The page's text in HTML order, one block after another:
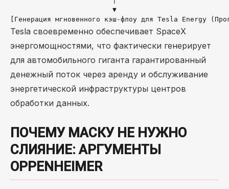
                         ▼
Tesla своевременно обеспечивает SpaceX
энергомощностями, что фактически генерирует
для автомобильного гиганта гарантированный
денежный поток через аренду и обслуживание
энергетической инфраструктуры центров
обработки данных.
ПОЧЕМУ МАСКУ НЕ НУЖНО
СЛИЯНИЕ: АРГУМЕНТЫ
OPPENHEIMER